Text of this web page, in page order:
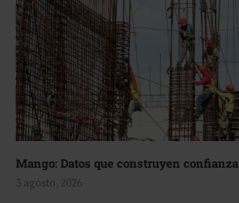
Mango: Datos que construyen confianza
3 agosto, 2026